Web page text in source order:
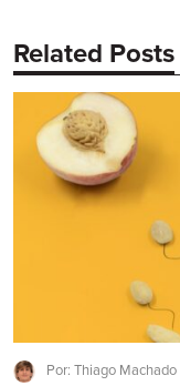
Related Posts
Por: Thiago Machado